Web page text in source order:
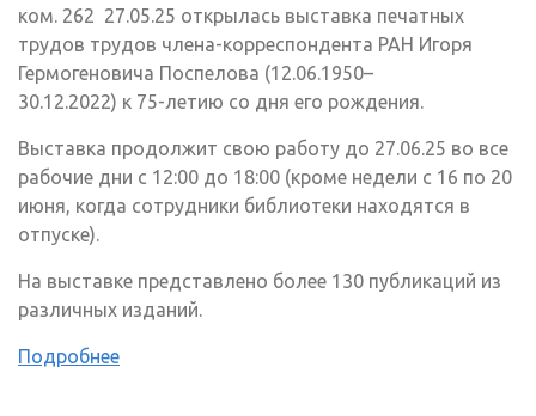
ком. 262 27.05.25 открылась выставка печатных
трудов трудов члена-корреспондента РАН Игоря
Гермогеновича Поспелова (12.06.1950–
30.12.2022) к 75-летию со дня его рождения.
Выставка продолжит свою работу до 27.06.25 во все
рабочие дни с 12:00 до 18:00 (кроме недели с 16 по 20
июня, когда сотрудники библиотеки находятся в
отпуске).
На выставке представлено более 130 публикаций из
различных изданий.
Подробнее